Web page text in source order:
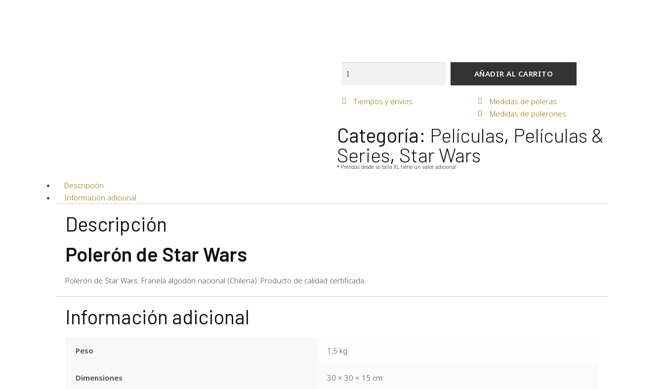
AÑADIR AL CARRITO
Tiempos y envíos
Medidas de poleras
Medidas de polerones
Categoría: Películas, Películas &
Series, Star Wars
* Prendas desde la talla XL tiene un valor adicional
Descripción
Información adicional
Descripción
Polerón de Star Wars
Polerón de Star Wars. Franela algodón nacional (Chilena). Producto de calidad certificada.
Información adicional
Peso 1,5 kg
Dimensiones 30 × 30 × 15 cm